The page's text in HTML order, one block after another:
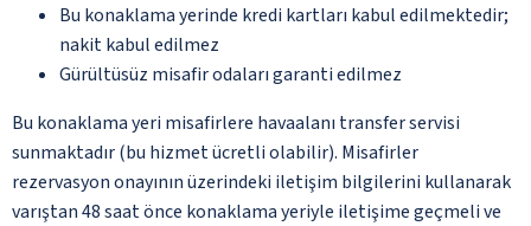
Bu konaklama yerinde kredi kartları kabul edilmektedir;
nakit kabul edilmez
Gürültüsüz misafir odaları garanti edilmez
Bu konaklama yeri misafirlere havaalanı transfer servisi
sunmaktadır (bu hizmet ücretli olabilir). Misafirler
rezervasyon onayının üzerindeki iletişim bilgilerini kullanarak
varıştan 48 saat önce konaklama yeriyle iletişime geçmeli ve